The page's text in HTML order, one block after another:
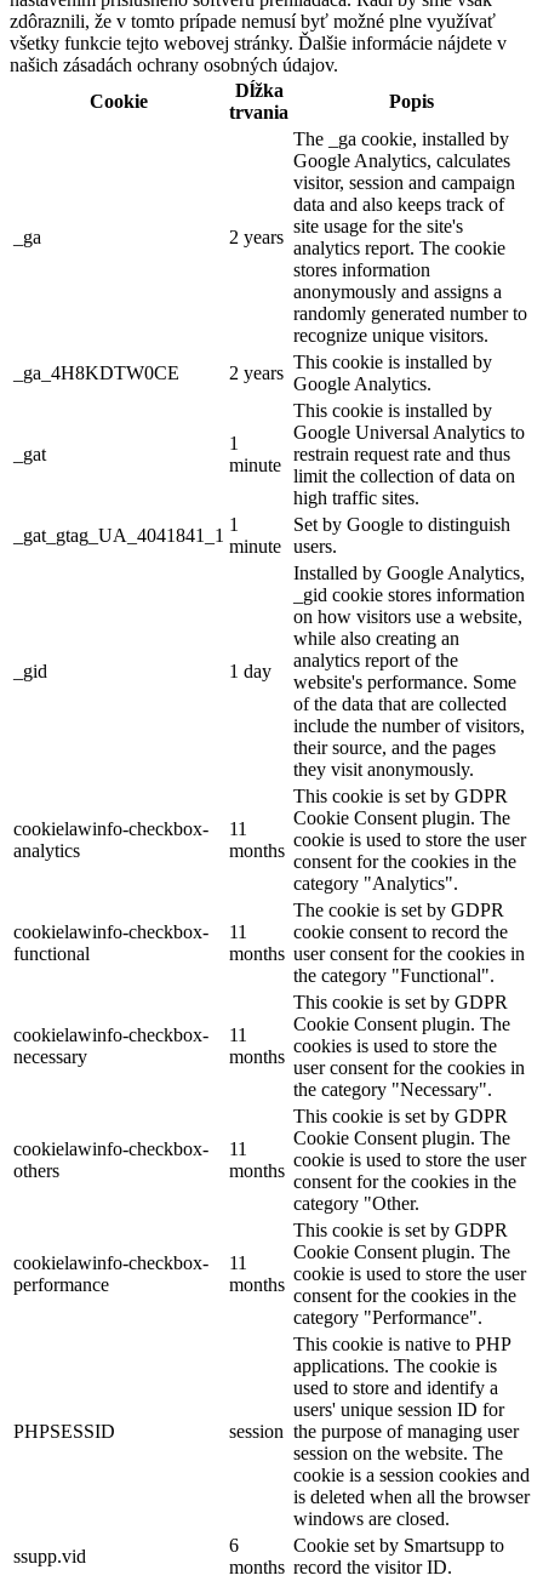
zdôraznili, že v tomto prípade nemusí byť možné plne využívať
všetky funkcie tejto webovej stránky. Ďalšie informácie nájdete v
našich zásadách ochrany osobných údajov.
Cookie
Dĺžka
trvania
Popis
_ga 2 years
The _ga cookie, installed by
Google Analytics, calculates
visitor, session and campaign
data and also keeps track of
site usage for the site's
analytics report. The cookie
stores information
anonymously and assigns a
randomly generated number to
recognize unique visitors.
_ga_4H8KDTW0CE
2 years
This cookie is installed by
Google Analytics.
_gat
1
minute
This cookie is installed by
Google Universal Analytics to
restrain request rate and thus
limit the collection of data on
high traffic sites.
_gat_gtag_UA_4041841_1
1
minute
Set by Google to distinguish
users.
_gid 1 day
Installed by Google Analytics,
_gid cookie stores information
on how visitors use a website,
while also creating an
analytics report of the
website's performance. Some
of the data that are collected
include the number of visitors,
their source, and the pages
they visit anonymously.
cookielawinfo-checkbox-
analytics
11
months
This cookie is set by GDPR
Cookie Consent plugin. The
cookie is used to store the user
consent for the cookies in the
category "Analytics".
cookielawinfo-checkbox-
functional
11
months
The cookie is set by GDPR
cookie consent to record the
user consent for the cookies in
the category "Functional".
cookielawinfo-checkbox-
necessary
11
months
This cookie is set by GDPR
Cookie Consent plugin. The
cookies is used to store the
user consent for the cookies in
the category "Necessary".
cookielawinfo-checkbox-
others
11
months
This cookie is set by GDPR
Cookie Consent plugin. The
cookie is used to store the user
consent for the cookies in the
category "Other.
cookielawinfo-checkbox-
performance
11
months
This cookie is set by GDPR
Cookie Consent plugin. The
cookie is used to store the user
consent for the cookies in the
category "Performance".
PHPSESSID session
This cookie is native to PHP
applications. The cookie is
used to store and identify a
users' unique session ID for
the purpose of managing user
session on the website. The
cookie is a session cookies and
is deleted when all the browser
windows are closed.
ssupp.vid
6
months
Cookie set by Smartsupp to
record the visitor ID.